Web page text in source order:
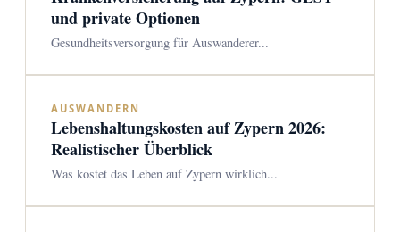
und private Optionen
Gesundheitsversorgung für Auswanderer...
AUSWANDERN
Lebenshaltungskosten auf Zypern 2026:
Realistischer Überblick
Was kostet das Leben auf Zypern wirklich...